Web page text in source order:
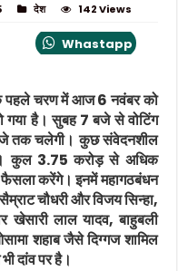
देश 142 Views
Whastapp
पहले चरण में आज 6 नवंबर को
गया है। सुबह 7 बजे से वोटिंग
तक चलेगी। कुछ संवेदनशील
कुल 3.75 करोड़ से अधिक
फैसला करेंगे। इनमें महागठबंधन
चौधरी और विजय सिन्हा,
खेसारी लाल यादव, बाहुबली
शहाब जैसे दिग्गज शामिल
दांव पर है।